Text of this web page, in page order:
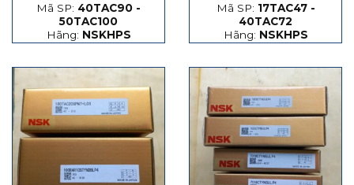
Mã SP: 40TAC90 -
50TAC100
Hãng: NSKHPS
Mã SP: 17TAC47 -
40TAC72
Hãng: NSKHPS